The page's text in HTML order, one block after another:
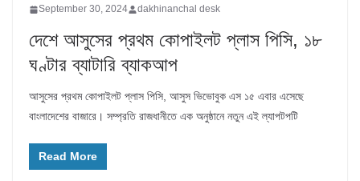
September 30, 2024 dakhinanchal desk
দেশে আসুসের প্রথম কোপাইলট প্লাস পিসি, ১৮
ঘণ্টার ব্যাটারি ব্যাকআপ
আসুসের প্রথম কোপাইলট প্লাস পিসি, আসুস ভিভোবুক এস ১৫ এবার এসেছে
বাংলাদেশের বাজারে। সম্প্রতি রাজধানীতে এক অনুষ্ঠানে নতুন এই ল্যাপটপটি
Read More